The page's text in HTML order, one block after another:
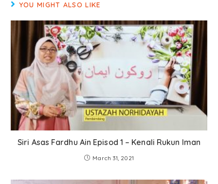
YOU MIGHT ALSO LIKE
Siri Asas Fardhu Ain Episod 1 – Kenali Rukun Iman
March 31, 2021